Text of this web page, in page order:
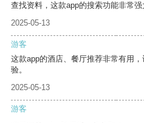
查找资料，这款app的搜索功能非常
2025-05-13
游客
这款app的酒店、餐厅推荐非常有用
验。
2025-05-13
游客